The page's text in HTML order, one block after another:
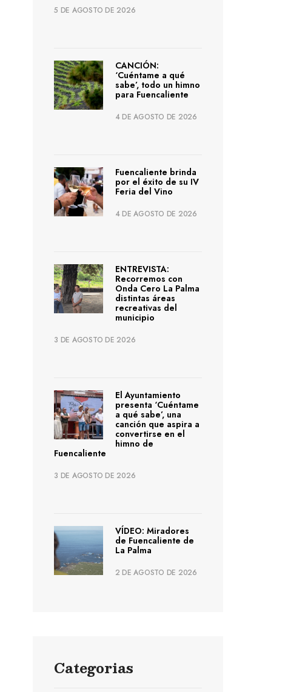
5 DE AGOSTO DE 2026
CANCIÓN:
‘Cuéntame a qué
sabe’, todo un himno
para Fuencaliente
4 DE AGOSTO DE 2026
Fuencaliente brinda
por el éxito de su IV
Feria del Vino
4 DE AGOSTO DE 2026
ENTREVISTA:
Recorremos con
Onda Cero La Palma
distintas áreas
recreativas del
municipio
3 DE AGOSTO DE 2026
El Ayuntamiento
presenta ‘Cuéntame
a qué sabe’, una
canción que aspira a
convertirse en el
himno de
Fuencaliente
3 DE AGOSTO DE 2026
VÍDEO: Miradores
de Fuencaliente de
La Palma
2 DE AGOSTO DE 2026
Categorias